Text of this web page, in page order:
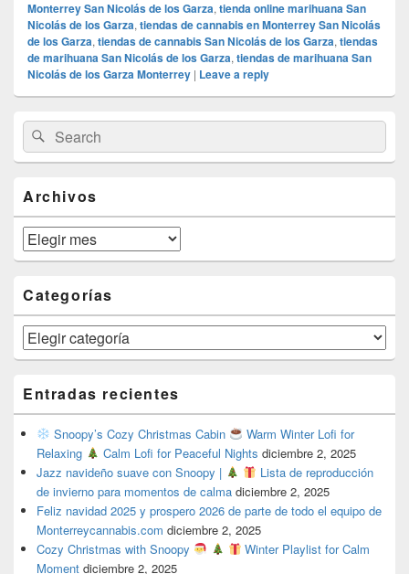
Monterrey San Nicolás de los Garza, tienda online marihuana San
Nicolás de los Garza, tiendas de cannabis en Monterrey San Nicolás
de los Garza, tiendas de cannabis San Nicolás de los Garza, tiendas
de marihuana San Nicolás de los Garza, tiendas de marihuana San
Nicolás de los Garza Monterrey | Leave a reply
Primary
Sidebar
Widget
Area
Search
for:
Search
Archivos
Archivos
Categorías
Categorías
Entradas recientes
Snoopy’s Cozy Christmas Cabin
Warm Winter Lofi for
Relaxing
Calm Lofi for Peaceful Nights diciembre 2, 2025
Jazz navideño suave con Snoopy |
Lista de reproducción
de invierno para momentos de calma diciembre 2, 2025
Feliz navidad 2025 y prospero 2026 de parte de todo el equipo de
Monterreycannabis.com diciembre 2, 2025
Cozy Christmas with Snoopy
Winter Playlist for Calm
Moment diciembre 2, 2025